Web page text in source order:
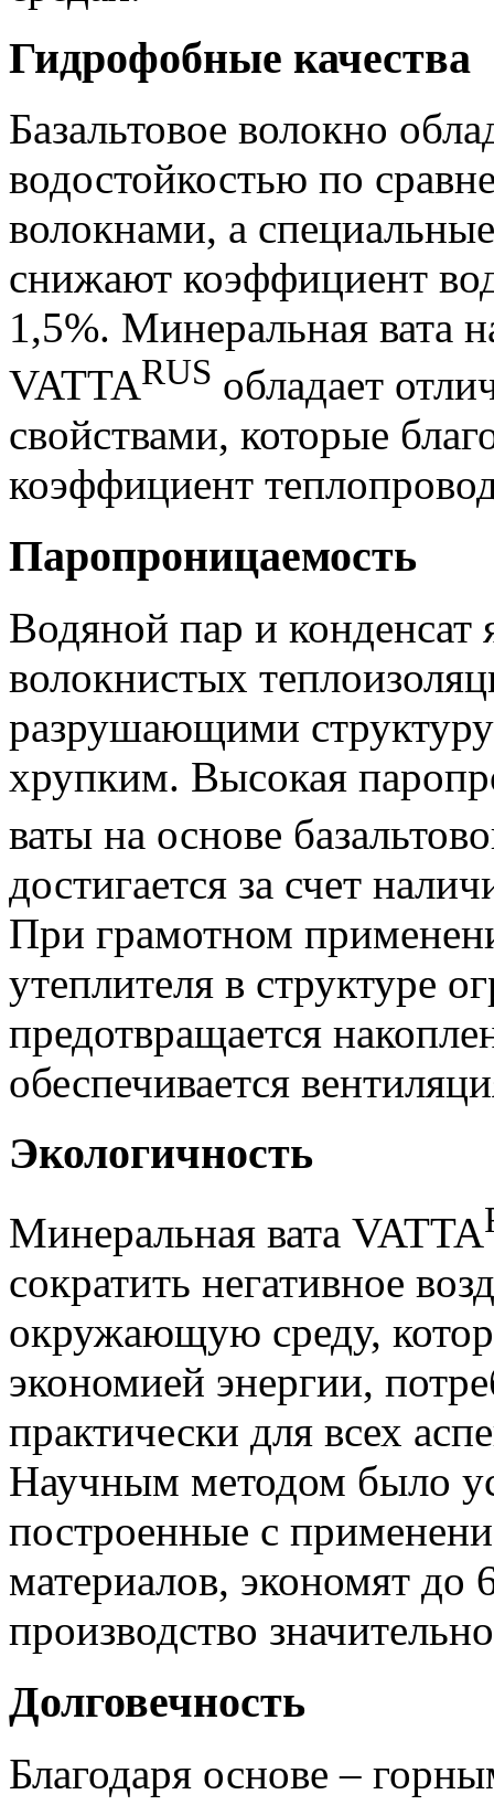
Гидрофобные качества
Базальтовое волокно
водостойкостью по
волокнами, а
снижают коэффициент
1,5%. Минеральная вата
VATTARUS обладает
свойствами, которые
коэффициент
Паропроницаемость
Водяной пар и конденсат
волокнистых
разрушающими
хрупким. Высокая
ваты на основе
достигается за счет
При грамотном
утеплителя в структуре
предотвращается
обеспечивается
Экологичность
Минеральная вата VATTA
сократить негативное
окружающую среду,
экономией энергии,
практически для всех
Научным методом было
построенные с
материалов, экономят до
производство
Долговечность
Благодаря основе –